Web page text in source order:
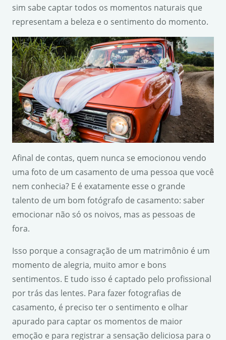
sim sabe captar todos os momentos naturais que
representam a beleza e o sentimento do momento.
Afinal de contas, quem nunca se emocionou vendo
uma foto de um casamento de uma pessoa que você
nem conhecia? E é exatamente esse o grande
talento de um bom fotógrafo de casamento: saber
emocionar não só os noivos, mas as pessoas de
fora.
Isso porque a consagração de um matrimônio é um
momento de alegria, muito amor e bons
sentimentos. E tudo isso é captado pelo profissional
por trás das lentes. Para fazer fotografias de
casamento, é preciso ter o sentimento e olhar
apurado para captar os momentos de maior
emoção e para registrar a sensação deliciosa para o